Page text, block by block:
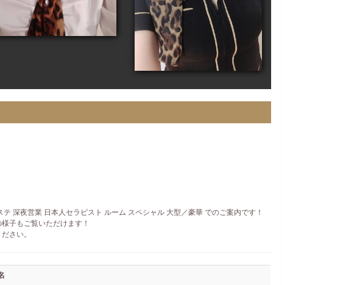
深夜営業 日本人セラピスト ルーム スペシャル 大型／豪華 でのご案内です！
子もご覧いただけます！
さい。